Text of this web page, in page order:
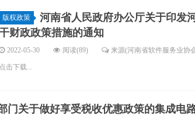
版权政策
河南省人民政府办公厅关于印发
财政政策措施的通知
2022-05-30 阅读(89) 来源(河南省软件服务业协
点击下载...
门关于做好享受税收优惠政策的集成电